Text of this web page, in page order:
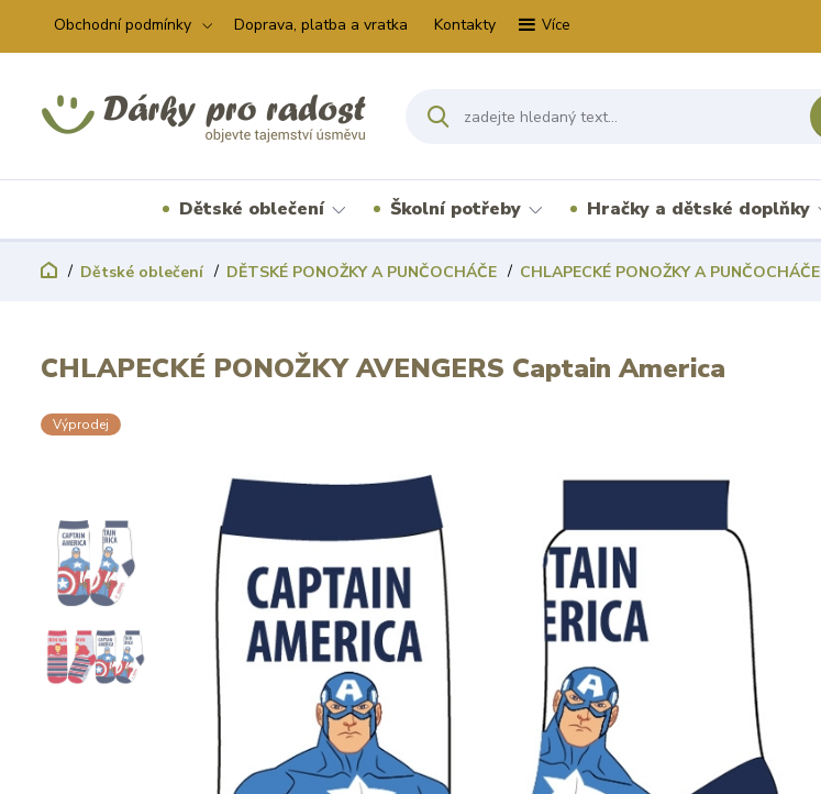
Obchodní podmínky Doprava, platba a vratka Kontakty Více
Dětské oblečení Školní potřeby Hračky a dětské doplňky
Dětské oblečení DĚTSKÉ PONOŽKY A PUNČOCHÁČE CHLAPECKÉ PONOŽKY A PUNČOCHÁČE
CHLAPECKÉ PONOŽKY AVENGERS Captain America
Výprodej